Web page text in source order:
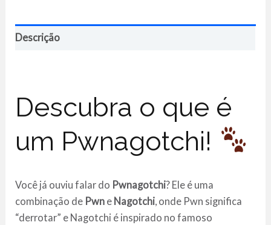
-
Demetrius
Descrição
Descubra o que é
um Pwnagotchi!
Você já ouviu falar do Pwnagotchi? Ele é uma
combinação de Pwn e Nagotchi, onde Pwn significa
“derrotar” e Nagotchi é inspirado no famoso